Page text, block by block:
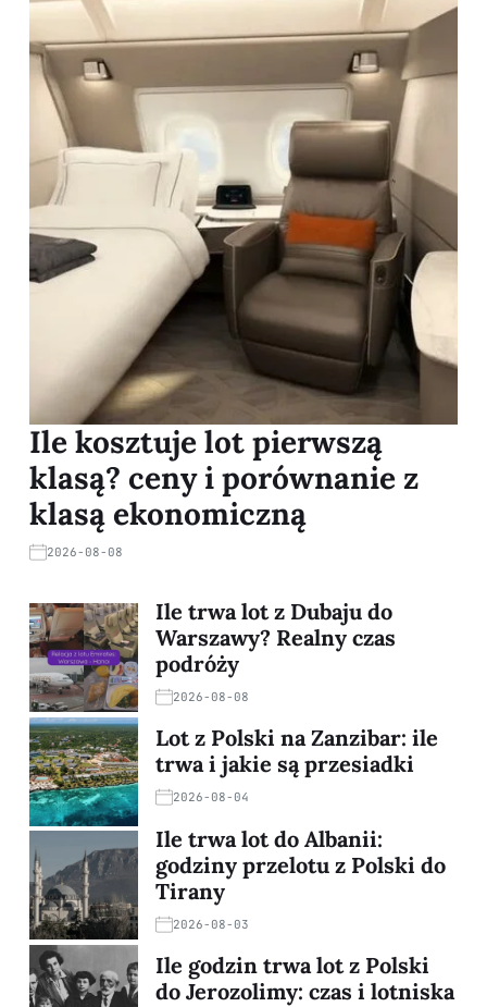
Ile kosztuje lot pierwszą
klasą? ceny i porównanie z
klasą ekonomiczną
2026-08-08
Ile trwa lot z Dubaju do
Warszawy? Realny czas
podróży
2026-08-08
Lot z Polski na Zanzibar: ile
trwa i jakie są przesiadki
2026-08-04
Ile trwa lot do Albanii:
godziny przelotu z Polski do
Tirany
2026-08-03
Ile godzin trwa lot z Polski
do Jerozolimy: czas i lotniska